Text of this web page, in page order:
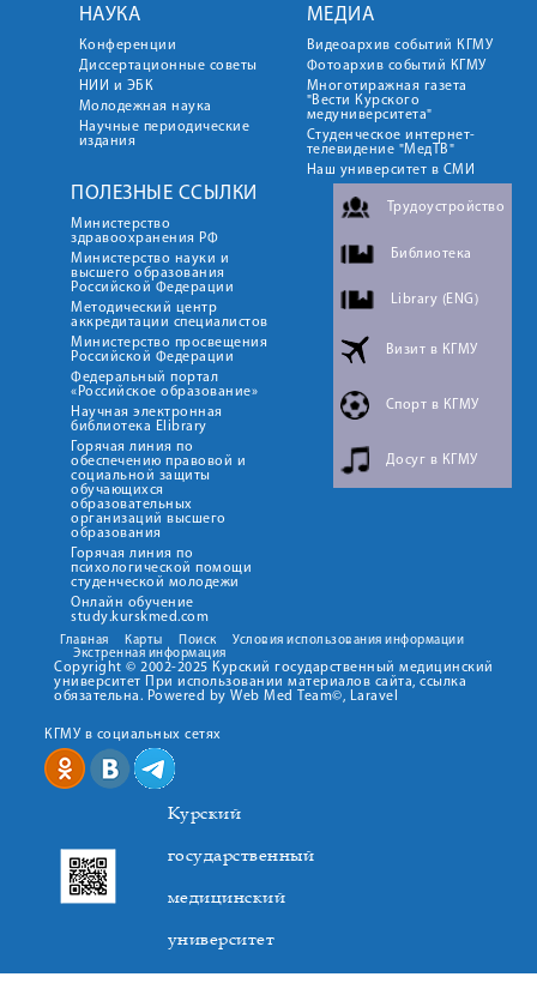
НАУКА
Конференции
Диссертационные советы
НИИ и ЭБК
Молодежная наука
Научные периодические
издания
МЕДИА
Видеоархив событий КГМУ
Фотоархив событий КГМУ
Многотиражная газета
"Вести Курского
медуниверситета"
Студенческое интернет-
телевидение "МедТВ"
Наш университет в СМИ
ПОЛЕЗНЫЕ ССЫЛКИ
Министерство
здравоохранения РФ
Министерство науки и
высшего образования
Российской Федерации
Методический центр
аккредитации специалистов
Министерство просвещения
Российской Федерации
Федеральный портал
«Российское образование»
Научная электронная
библиотека Elibrary
Горячая линия по
обеспечению правовой и
социальной защиты
обучающихся
образовательных
организаций высшего
образования
Горячая линия по
психологической помощи
студенческой молодежи
Онлайн обучение
study.kurskmed.com
Трудоустройство
Библиотека
Library (ENG)
Визит в КГМУ
Спорт в КГМУ
Досуг в КГМУ
Главная Карты Поиск
Условия использования информации
Экстренная информация
Copyright © 2002-2025 Курский государственный медицинский
университет При использовании материалов сайта, ссылка
обязательна. Powered by Web Med Team©, Laravel
КГМУ в социальных сетях
Курский
государственный
медицинский
университет